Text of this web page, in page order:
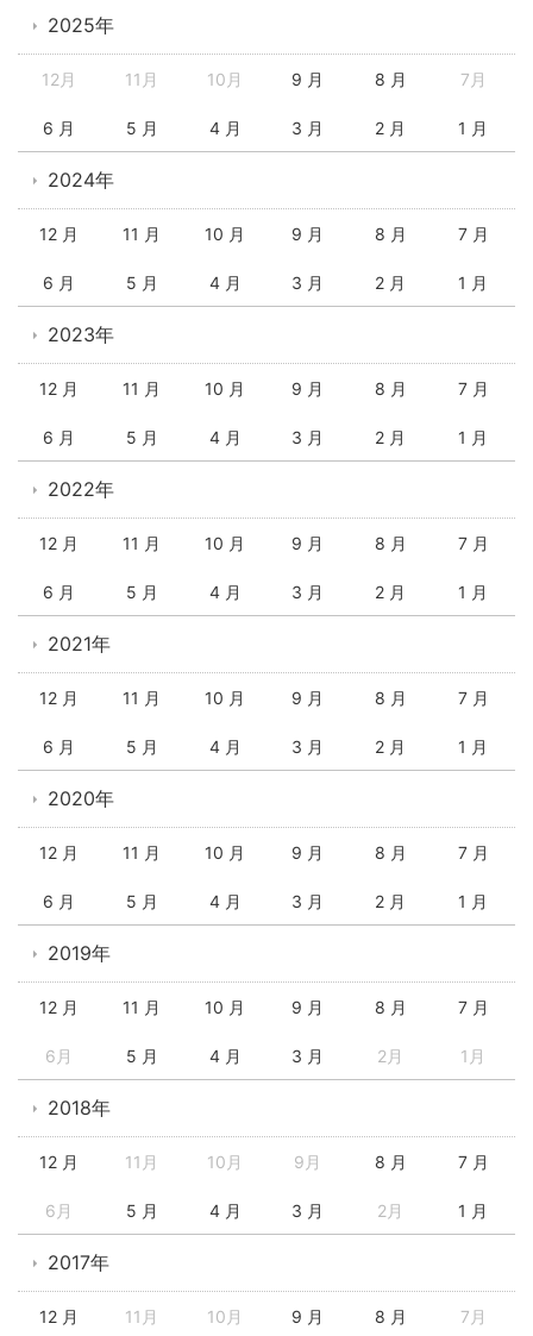
2025年
12月 11月 10月 9 月 8 月 7月
6 月 5 月 4 月 3 月 2 月 1 月
2024年
12 月 11 月 10 月 9 月 8 月 7 月
6 月 5 月 4 月 3 月 2 月 1 月
2023年
12 月 11 月 10 月 9 月 8 月 7 月
6 月 5 月 4 月 3 月 2 月 1 月
2022年
12 月 11 月 10 月 9 月 8 月 7 月
6 月 5 月 4 月 3 月 2 月 1 月
2021年
12 月 11 月 10 月 9 月 8 月 7 月
6 月 5 月 4 月 3 月 2 月 1 月
2020年
12 月 11 月 10 月 9 月 8 月 7 月
6 月 5 月 4 月 3 月 2 月 1 月
2019年
12 月 11 月 10 月 9 月 8 月 7 月
6月 5 月 4 月 3 月 2月 1月
2018年
12 月 11月 10月 9月 8 月 7 月
6月 5 月 4 月 3 月 2月 1 月
2017年
12 月 11月 10月 9 月 8 月 7月